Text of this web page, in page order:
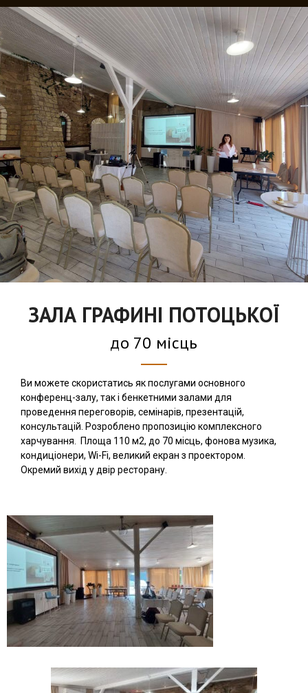
ЗАЛА ГРАФИНІ ПОТОЦЬКОЇ
до 70 місць
Ви можете скористатись як послугами основного
конференц-залу, так і бенкетними залами для
проведення переговорів, семінарів, презентацій,
консультацій. Розроблено пропозицію комплексного
харчування. Площа 110 м2, до 70 місць, фонова музика,
кондиціонери, Wi-Fi, великий екран з проектором.
Окремий вихід у двір ресторану.